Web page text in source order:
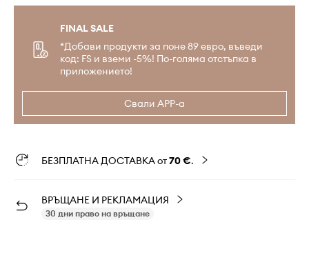
FINAL SALE
*Добави продукти за поне 89 евро, въведи
код: FS и вземи -5%! По-голяма отстъпка в
приложението!
Свали APP-а
БЕЗПЛАТНА ДОСТАВКА от70 €.
ВРЪЩАНЕ И РЕКЛАМАЦИЯ
30 дни право на връщане